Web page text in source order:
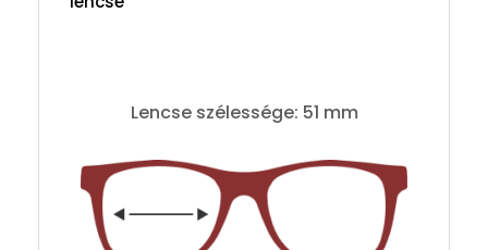
Lencse szélessége: 51 mm